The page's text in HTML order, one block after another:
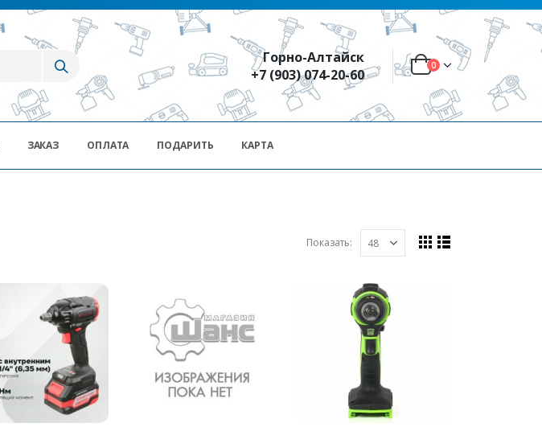
Горно-Алтайск
+7 (903) 074-20-60
0
ЗАКАЗ ОПЛАТА ПОДАРИТЬ КАРТА
Показать: